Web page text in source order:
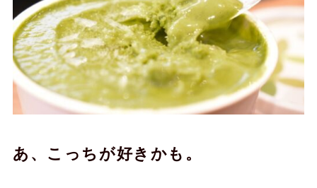
あ、こっちが好きかも。